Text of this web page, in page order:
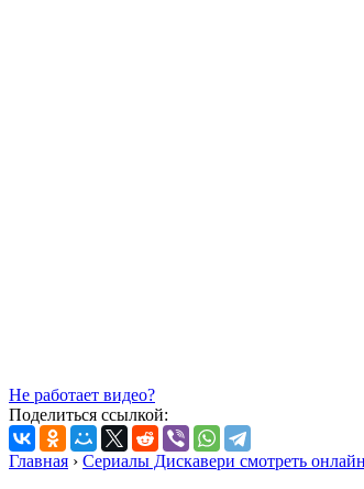
Не работает видео?
Поделиться ссылкой:
Главная › Сериалы Дискавери смотреть онлайн